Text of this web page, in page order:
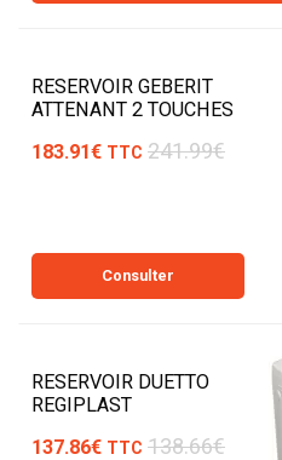
RESERVOIR GEBERIT
ATTENANT 2 TOUCHES
183.91€ TTC 241.99€
Consulter
RESERVOIR DUETTO
REGIPLAST
137.86€ TTC 138.66€